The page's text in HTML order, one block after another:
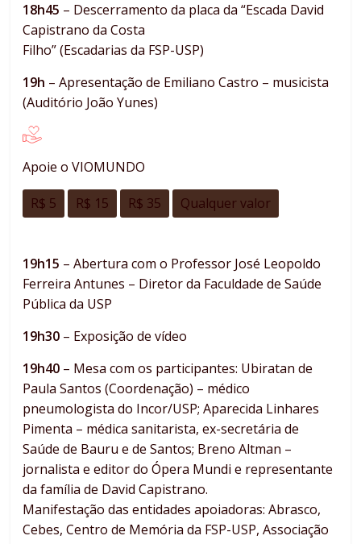
18h45 – Descerramento da placa da “Escada David
Capistrano da Costa
Filho” (Escadarias da FSP-USP)
19h – Apresentação de Emiliano Castro – musicista
(Auditório João Yunes)
Apoie o VIOMUNDO
R$ 5 R$ 15 R$ 35 Qualquer valor
19h15 – Abertura com o Professor José Leopoldo
Ferreira Antunes – Diretor da Faculdade de Saúde
Pública da USP
19h30 – Exposição de vídeo
19h40 – Mesa com os participantes: Ubiratan de
Paula Santos (Coordenação) – médico
pneumologista do Incor/USP; Aparecida Linhares
Pimenta – médica sanitarista, ex-secretária de
Saúde de Bauru e de Santos; Breno Altman –
jornalista e editor do Ópera Mundi e representante
da família de David Capistrano.
Manifestação das entidades apoiadoras: Abrasco,
Cebes, Centro de Memória da FSP-USP, Associação